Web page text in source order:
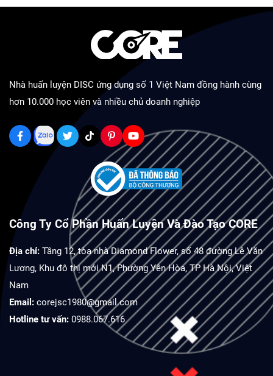
Nhà huấn luyện DISC ứng dụng số 1 Việt Nam đồng hành cùng
hơn 10.000 học viên và nhiều chủ doanh nghiệp
Công Ty Cổ Phần Huấn Luyện Và Đào Tạo CORE
Địa chỉ: Tầng 12, tòa nhà Diamond Flower, số 48 đường Lê Văn
Lương, Khu đô thị mới N1, Phường Yên Hòa, TP Hà Nội, Việt
Nam
Email: corejsc1980@gmail.com
Hotline tư vấn: 0988.067.616